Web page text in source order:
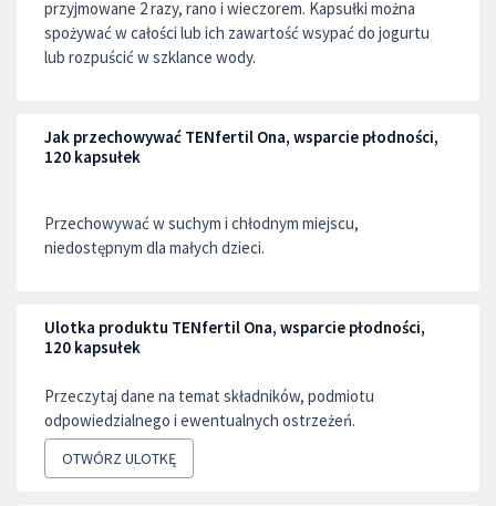
przyjmowane 2 razy, rano i wieczorem. Kapsułki można
spożywać w całości lub ich zawartość wsypać do jogurtu
lub rozpuścić w szklance wody.
Jak przechowywać TENfertil Ona, wsparcie płodności,
120 kapsułek
Przechowywać w suchym i chłodnym miejscu,
niedostępnym dla małych dzieci.
Ulotka produktu TENfertil Ona, wsparcie płodności,
120 kapsułek
Przeczytaj dane na temat składników, podmiotu
odpowiedzialnego i ewentualnych ostrzeżeń.
OTWÓRZ ULOTKĘ